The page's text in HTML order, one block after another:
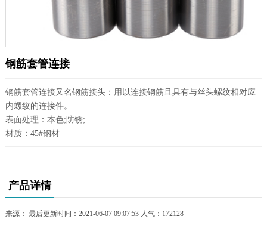
钢筋套管连接
钢筋套管连接又名钢筋接头：用以连接钢筋且具有与丝头螺纹相对应
内螺纹的连接件。
表面处理：本色;防锈;
材质：45#钢材
产品详情
来源： 最后更新时间：2021-06-07 09:07:53 人气： 172128